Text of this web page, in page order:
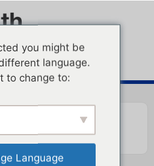
you might be
language.
to change to:
Language